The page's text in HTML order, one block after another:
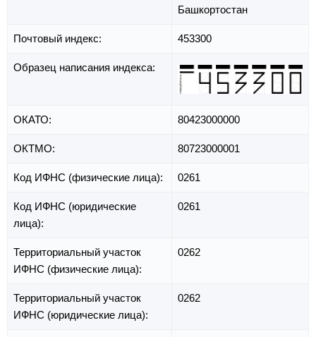
Башкортостан
Почтовый индекс: 453300
Образец написания индекса:
ОКАТО: 80423000000
ОКТМО: 80723000001
Код ИФНС (физические лица): 0261
Код ИФНС (юридические
лица):
0261
Территориальный участок
ИФНС (физические лица):
0262
Территориальный участок
ИФНС (юридические лица):
0262